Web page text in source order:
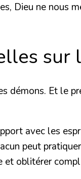
Dieu ne nous
sur
démons. Et le
avec les
peut
et oblitérer